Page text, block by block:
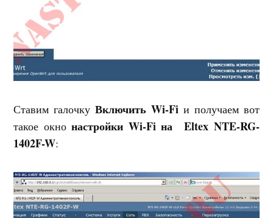
Ставим галочкуВключить Wi-Fi и получаем вот
такое окнонастройки Wi-Fi на Eltex NTE-RG-
1402F-W: